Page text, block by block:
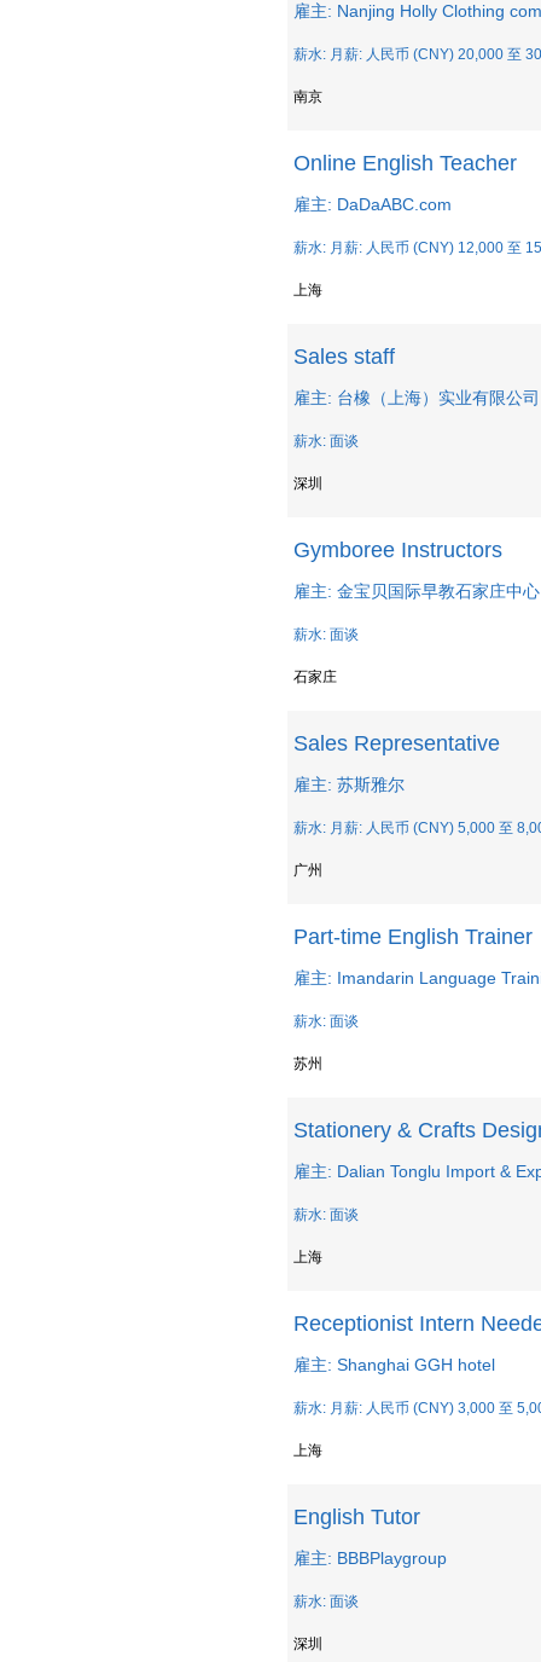
雇主: Nanjing Holly Clothing
薪水: 月薪: 人民币 (CNY) 20,000 至
南京
Online English Teacher
雇主: DaDaABC.com
薪水: 月薪: 人民币 (CNY) 12,000 至
上海
Sales staff
雇主: 台橡（上海）实业有限公司
薪水: 面谈
深圳
Gymboree Instructors
雇主: 金宝贝国际早教石家庄中心
薪水: 面谈
石家庄
Sales Representative
雇主: 苏斯雅尔
薪水: 月薪: 人民币 (CNY) 5,000 至
广州
Part-time English Trainer
雇主: Imandarin Language
薪水: 面谈
苏州
Stationery & Crafts
雇主: Dalian Tonglu Import &
薪水: 面谈
上海
Receptionist Intern
雇主: Shanghai GGH hotel
薪水: 月薪: 人民币 (CNY) 3,000 至
上海
English Tutor
雇主: BBBPlaygroup
薪水: 面谈
深圳